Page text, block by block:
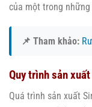
của một trong
📌 Tham khảo:
Quy trình sản
Quá trình sản xuất